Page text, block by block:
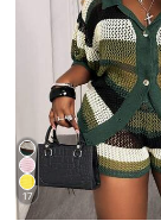
17